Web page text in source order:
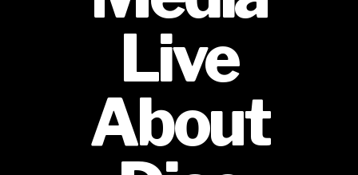
Live
About